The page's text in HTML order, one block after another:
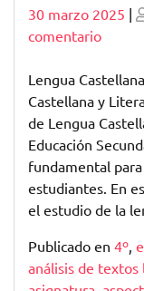
Publicado
30 marzo 2025 |
comentarioen
la
y
en
4º
la
ESO
Lengua
Castellana y
de Lengua
Educación
fundamental
estudiantes. En
el estudio de la
Publicado en 4º,
análisis de